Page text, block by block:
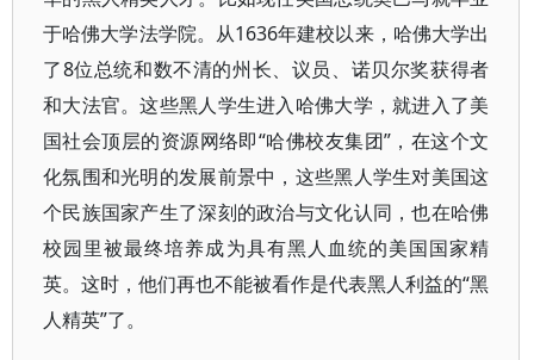
于哈佛大学法学院。从1636年建校以来，哈佛大学出
了8位总统和数不清的州长、议员、诺贝尔奖获得者
和大法官。这些黑人学生进入哈佛大学，就进入了美
国社会顶层的资源网络即“哈佛校友集团”，在这个文
化氛围和光明的发展前景中，这些黑人学生对美国这
个民族国家产生了深刻的政治与文化认同，也在哈佛
校园里被最终培养成为具有黑人血统的美国国家精
英。这时，他们再也不能被看作是代表黑人利益的“黑
人精英”了。